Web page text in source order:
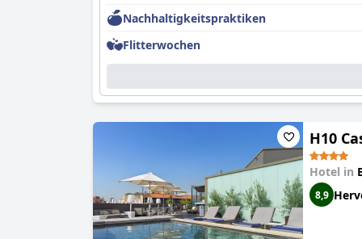
Nachhaltigkeitspraktiken
Flitterwochen
H10
Hotel in
8,9